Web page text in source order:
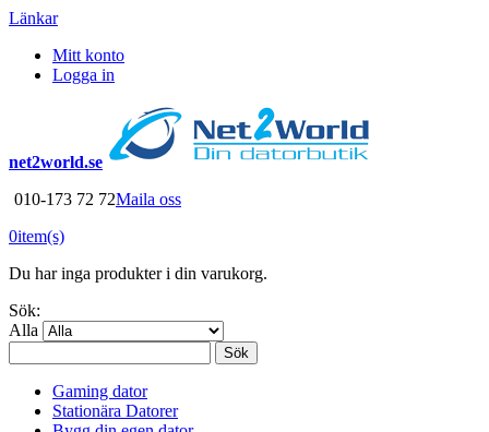
Länkar
Mitt konto
Logga in
net2world.se
010-173 72 72Maila oss
0item(s)
Du har inga produkter i din varukorg.
Sök:
Alla
Sök
Gaming dator
Stationära Datorer